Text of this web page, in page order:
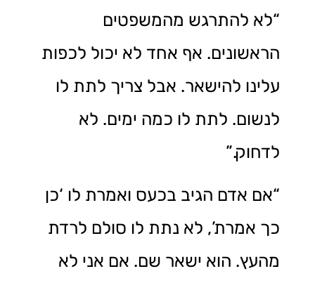
“לא להתרגש מהמשפטים
הראשונים. אף אחד לא יכול לכפות
עלינו להישאר. אבל צריך לתת לו
לנשום. לתת לו כמה ימים. לא
לדחוק.”
“אם אדם הגיב בכעס ואמרת לו ‘כן
כך אמרת’, לא נתת לו סולם לרדת
מהעץ. הוא ישאר שם. אם אני לא